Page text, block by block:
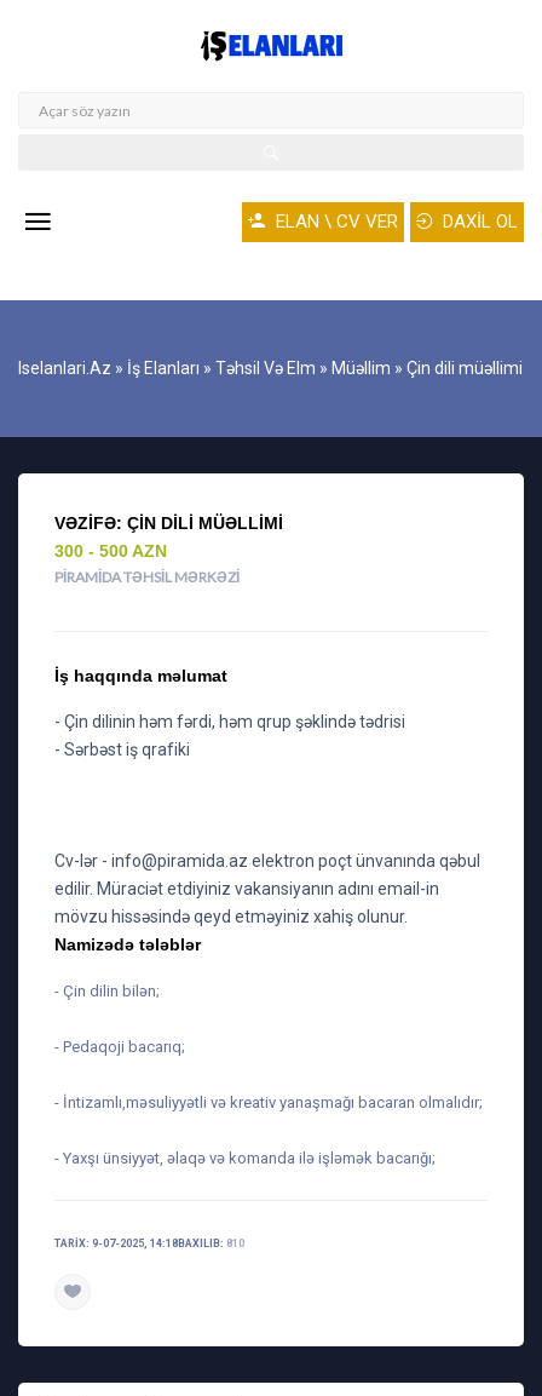
ELAN \ CV VER DAXİL OL
Iselanlari.az » İş Elanları » Təhsil Və Elm » Müəllim » Çin dili müəllimi
VƏZIFƏ: ÇIN DILI MÜƏLLIMI
300 - 500 AZN
PIRAMIDA TƏHSIL MƏRKƏZI
İş haqqında məlumat
- Çin dilinin həm fərdi, həm qrup şəklində tədrisi
- Sərbəst iş qrafiki
Cv-lər - info@piramida.az elektron poçt ünvanında qəbul
edilir. Müraciət etdiyiniz vakansiyanın adını email-in
mövzu hissəsində qeyd etməyiniz xahiş olunur.
Namizədə tələblər
- Çin dilin bilən;
- Pedaqoji bacarıq;
- İntizamlı,məsuliyyətli və kreativ yanaşmağı bacaran olmalıdır;
- Yaxşı ünsiyyət, əlaqə və komanda ilə işləmək bacarığı;
TARIX: 9-07-2025, 14:18 BAXILIB: 810